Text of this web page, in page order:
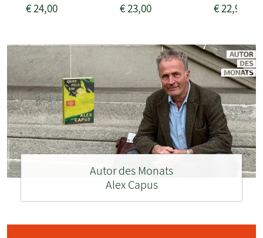
€24,00 €23,00 €22,99
Autor des Monats
Alex Capus